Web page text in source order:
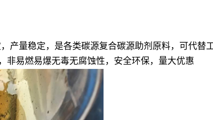
产量稳定，是各类碳源复合碳源助剂原料，可代替
非易燃易爆无毒无腐蚀性，安全环保，量大优惠